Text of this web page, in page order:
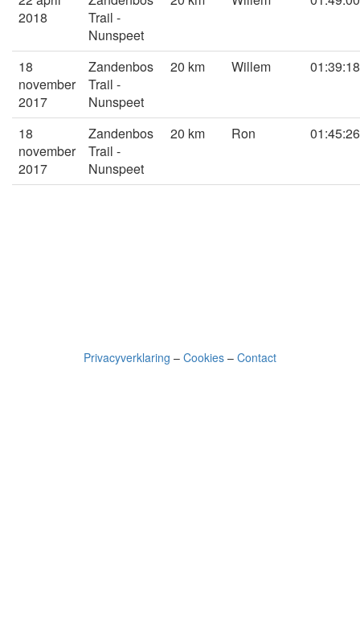
2018
Trail -
Nunspeet
18
november
2017
Zandenbos
Trail -
Nunspeet
20 km Willem 01:39:18
18
november
2017
Zandenbos
Trail -
Nunspeet
20 km Ron 01:45:26
Privacyverklaring – Cookies – Contact